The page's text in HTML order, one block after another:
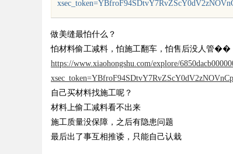
做美缝最怕什么？
怕材料偷工减料，怕施工翻车，怕售后没人管��
https://www.xiaohongshu.com/explore/
自己买材料找施工呢？
材料上偷工减料看不出来
施工质量没保障，之后有隐患问题
最后出了事互相推诿，只能自己认栽
天安生物：引领现代生物科技创新发
展的先锋企业